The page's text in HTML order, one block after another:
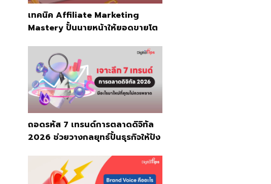
เทคนิค Affiliate Marketing
Mastery ปั้นนายหน้าให้ยอดขายโต
ถอดรหัส 7 เทรนด์การตลาดดิจิทัล
2026 ช่วยวางกลยุทธ์ปั้นธุรกิจให้ปัง